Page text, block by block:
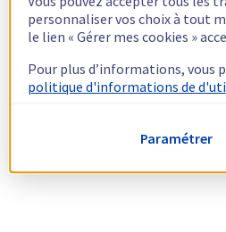
personnaliser vos choix à tout
le lien « Gérer mes cookies »
Pour plus d’informations, vous
politique d'informations de
Paramétrer